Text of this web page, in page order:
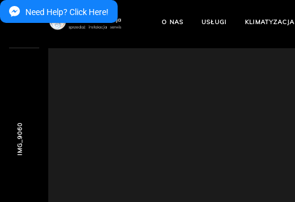
Need Help? Click Here!
O NAS USŁUGI KLIMATYZACJA
IMG_9060